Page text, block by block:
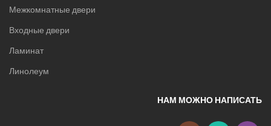
Межкомнатные двери
Входные двери
Ламинат
Линолеум
НАМ МОЖНО НАПИСАТЬ